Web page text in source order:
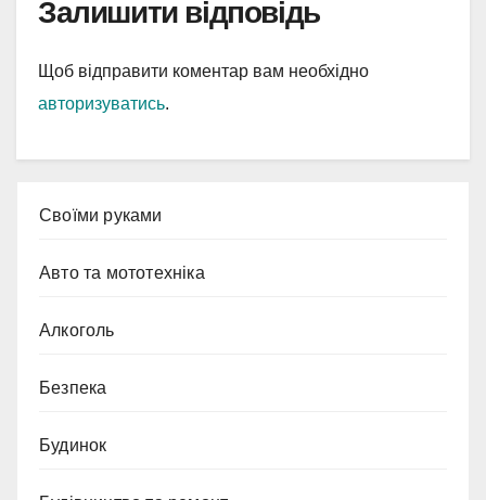
Залишити відповідь
Щоб відправити коментар вам необхідно
авторизуватись.
Cвоїми руками
Авто та мототехніка
Алкоголь
Безпека
Будинок